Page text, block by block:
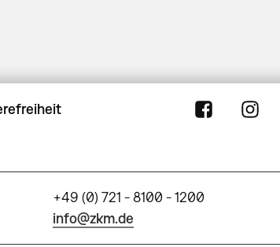
+49 (0) 721 - 8100 - 1200
info@zkm.de